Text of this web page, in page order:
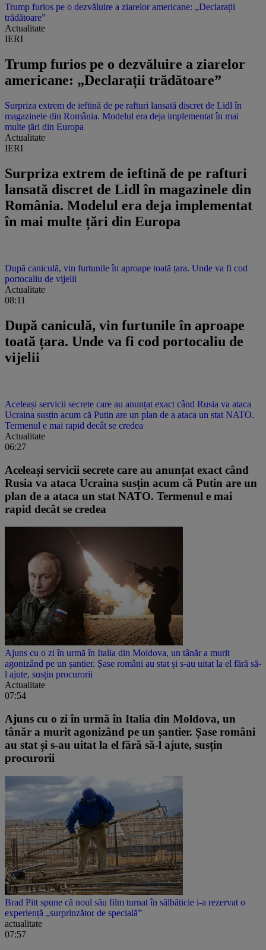
Trump furios pe o dezvăluire a ziarelor americane: „Declarații
trădătoare”
Actualitate
IERI
Trump furios pe o dezvăluire a ziarelor
americane: „Declarații trădătoare”
Surpriza extrem de ieftină de pe rafturi lansată discret de Lidl în
magazinele din România. Modelul era deja implementat în mai
multe țări din Europa
Actualitate
IERI
Surpriza extrem de ieftină de pe rafturi
lansată discret de Lidl în magazinele din
România. Modelul era deja implementat
în mai multe țări din Europa
După caniculă, vin furtunile în aproape toată țara. Unde va fi cod
portocaliu de vijelii
Actualitate
08:11
După caniculă, vin furtunile în aproape
toată țara. Unde va fi cod portocaliu de
vijelii
Aceleași servicii secrete care au anunțat exact când Rusia va ataca
Ucraina susțin acum că Putin are un plan de a ataca un stat NATO.
Termenul e mai rapid decât se credea
Actualitate
06:27
Aceleași servicii secrete care au anunțat exact când
Rusia va ataca Ucraina susțin acum că Putin are un
plan de a ataca un stat NATO. Termenul e mai
rapid decât se credea
Ajuns cu o zi în urmă în Italia din Moldova, un tânăr a murit
agonizând pe un șantier. Șase români au stat și s-au uitat la el fără să-
l ajute, susțin procurorii
Actualitate
07:54
Ajuns cu o zi în urmă în Italia din Moldova, un
tânăr a murit agonizând pe un șantier. Șase români
au stat și s-au uitat la el fără să-l ajute, susțin
procurorii
Brad Pitt spune că noul său film turnat în sălbăticie i-a rezervat o
experiență „surprinzător de specială”
actualitate
07:57